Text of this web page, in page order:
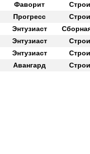
Фаворит
Прогресс
Энтузиаст
Энтузиаст
Энтузиаст
Авангард